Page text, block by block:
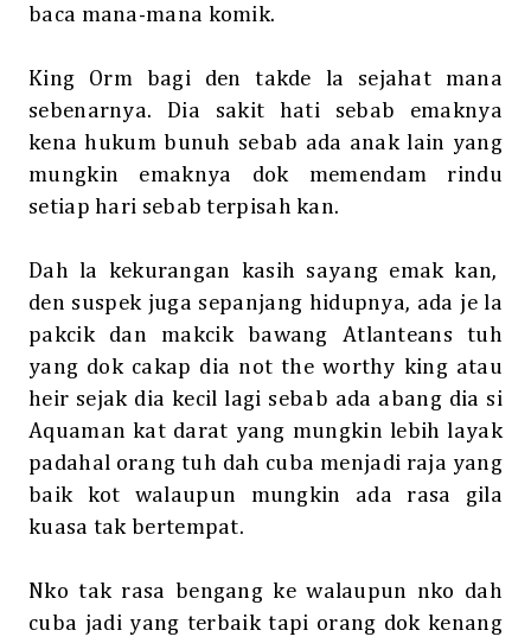
baca mana-mana komik.
King Orm bagi den takde la sejahat mana
sebenarnya. Dia sakit hati sebab emaknya
kena hukum bunuh sebab ada anak lain yang
mungkin emaknya dok memendam rindu
setiap hari sebab terpisah kan.
Dah la kekurangan kasih sayang emak kan,
den suspek juga sepanjang hidupnya, ada je la
pakcik dan makcik bawang Atlanteans tuh
yang dok cakap dia not the worthy king atau
heir sejak dia kecil lagi sebab ada abang dia si
Aquaman kat darat yang mungkin lebih layak
padahal orang tuh dah cuba menjadi raja yang
baik kot walaupun mungkin ada rasa gila
kuasa tak bertempat.
Nko tak rasa bengang ke walaupun nko dah
cuba jadi yang terbaik tapi orang dok kenang